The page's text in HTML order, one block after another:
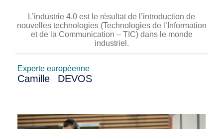
L’industrie 4.0 est le résultat de l’introduction de
nouvelles technologies (Technologies de l’Information
et de la Communication – TIC) dans le monde
industriel.
Experte européenne
Camille DEVOS